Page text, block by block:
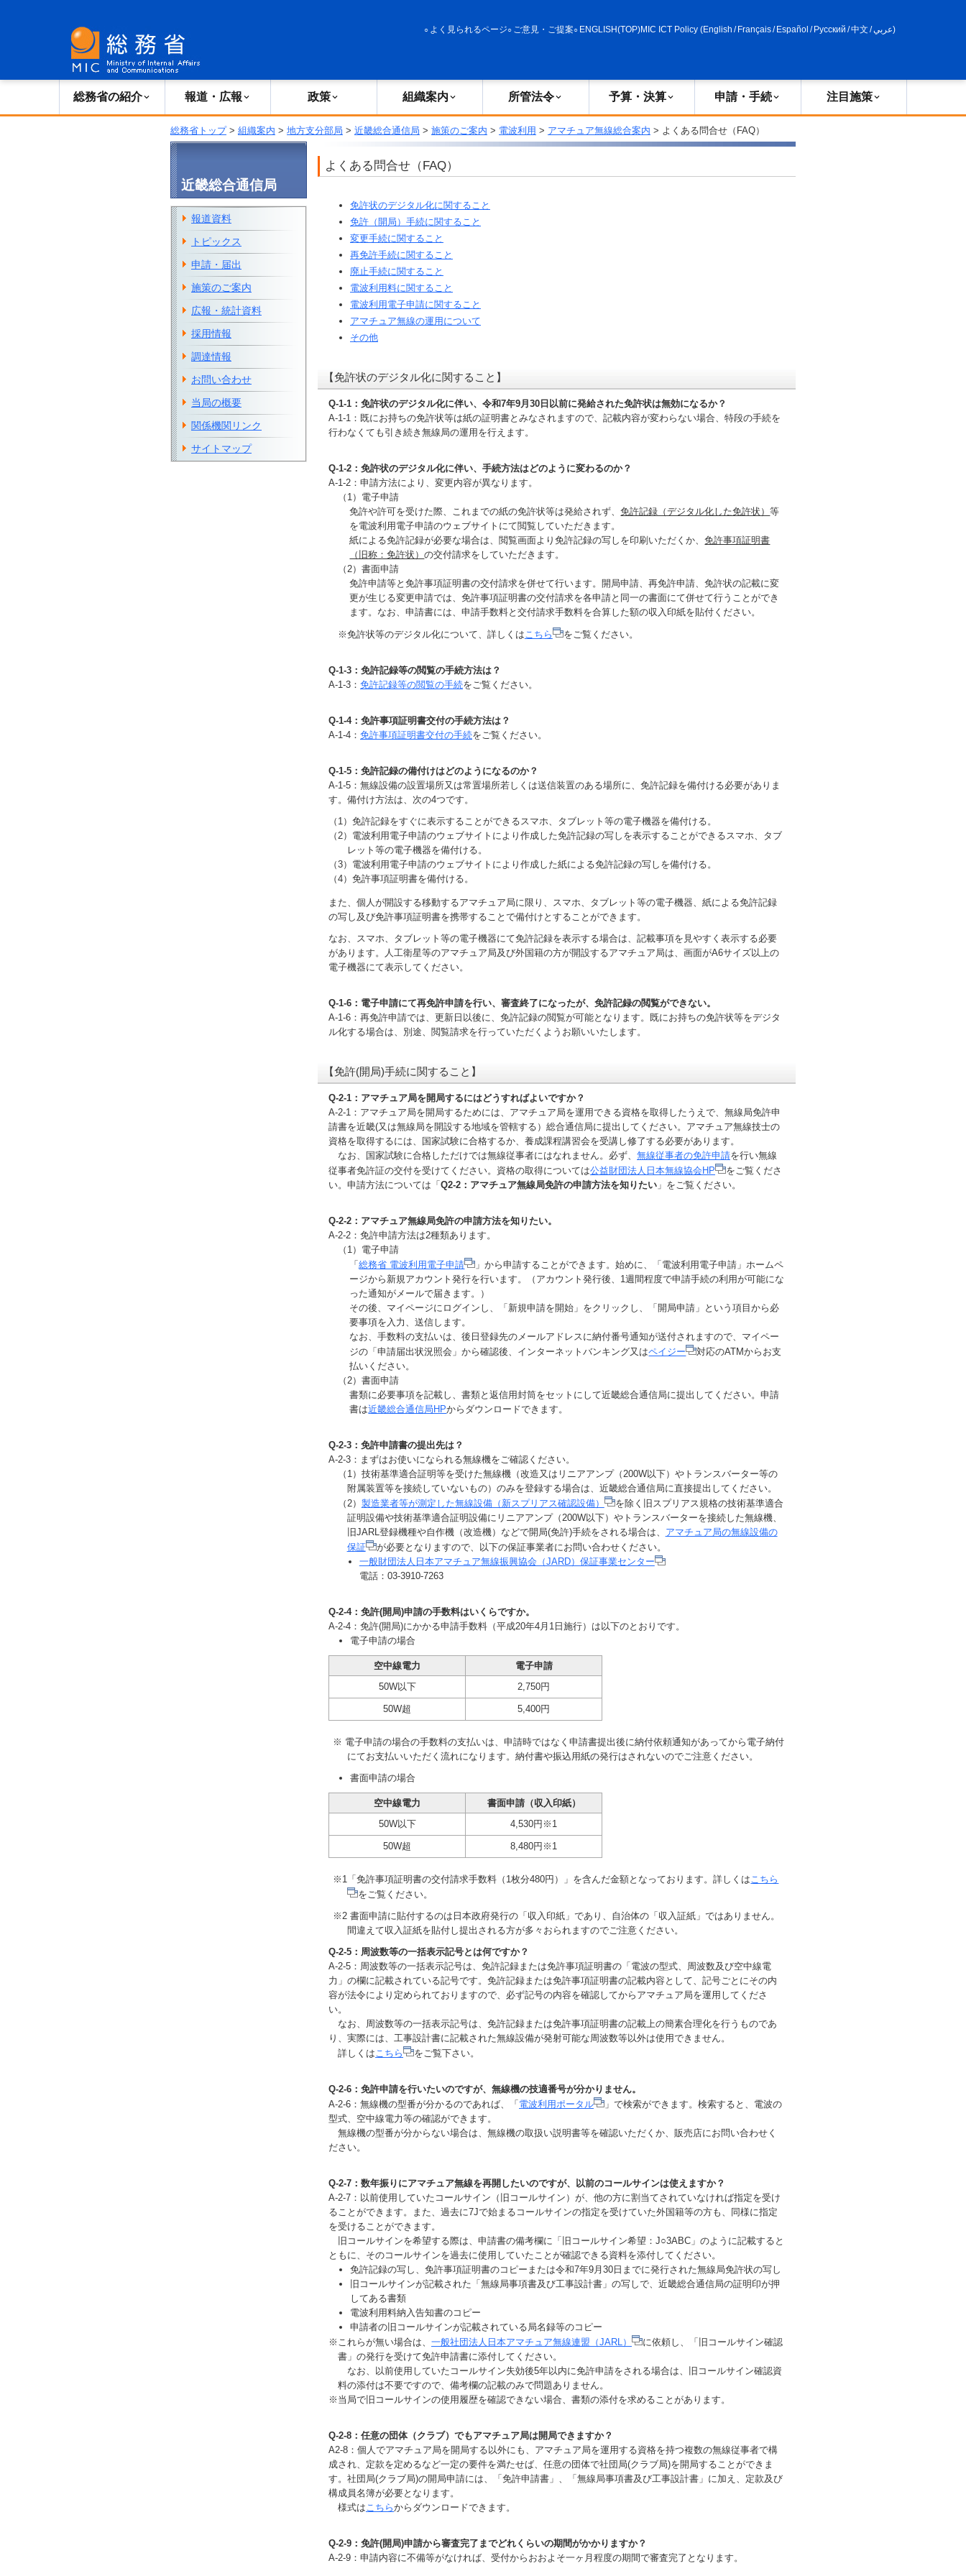
よく見られるページ ご意見・ご提案 ENGLISH(TOP)MIC ICT Policy (English / Français/ Español / Русский /中文 /عربي)
総務省の紹介 報道・広報 政策 組織案内 所管法令 予算・決算 申請・手続 注目施策
総務省トップ> 組織案内 > 地方支分部局 > 近畿総合通信局 > 施策のご案内 > 電波利用 > アマチュア無線総合案内 > よくある問合せ（FAQ）
よくある問合せ（FAQ）
免許状のデジタル化に関すること
免許（開局）手続に関すること
変更手続に関すること
再免許手続に関すること
廃止手続に関すること
電波利用料に関すること
電波利用電子申請に関すること
アマチュア無線の運用について
その他
【免許状のデジタル化に関すること】
Q-1-1：免許状のデジタル化に伴い、令和7年9月30日以前に発給された免許状は無効になるか？
A-1-1：既にお持ちの免許状等は紙の証明書とみなされますので、記載内容が変わらない場合、特段の手続を
行わなくても引き続き無線局の運用を行えます。
Q-1-2：免許状のデジタル化に伴い、手続方法はどのように変わるのか？
A-1-2：申請方法により、変更内容が異なります。
（1）電子申請
免許や許可を受けた際、これまでの紙の免許状等は発給されず、免許記録（デジタル化した免許状）等
を電波利用電子申請のウェブサイトにて閲覧していただきます。
紙による免許記録が必要な場合は、閲覧画面より免許記録の写しを印刷いただくか、免許事項証明書
（旧称：免許状）の交付請求をしていただきます。
（2）書面申請
免許申請等と免許事項証明書の交付請求を併せて行います。開局申請、再免許申請、免許状の記載に変
更が生じる変更申請では、免許事項証明書の交付請求を各申請と同一の書面にて併せて行うことができ
ます。なお、申請書には、申請手数料と交付請求手数料を合算した額の収入印紙を貼付ください。
※免許状等のデジタル化について、詳しくはこちら をご覧ください。
Q-1-3：免許記録等の閲覧の手続方法は？
A-1-3： 免許記録等の閲覧の手続をご覧ください。
Q-1-4：免許事項証明書交付の手続方法は？
A-1-4： 免許事項証明書交付の手続をご覧ください。
Q-1-5：免許記録の備付けはどのようになるのか？
A-1-5：無線設備の設置場所又は常置場所若しくは送信装置のある場所に、免許記録を備付ける必要がありま
す。備付け方法は、次の4つです。
（1）免許記録をすぐに表示することができるスマホ、タブレット等の電子機器を備付ける。
（2）電波利用電子申請のウェブサイトにより作成した免許記録の写しを表示することができるスマホ、タブ
レット等の電子機器を備付ける。
（3）電波利用電子申請のウェブサイトにより作成した紙による免許記録の写しを備付ける。
（4）免許事項証明書を備付ける。
また、個人が開設する移動するアマチュア局に限り、スマホ、タブレット等の電子機器、紙による免許記録
の写し及び免許事項証明書を携帯することで備付けとすることができます。
なお、スマホ、タブレット等の電子機器にて免許記録を表示する場合は、記載事項を見やすく表示する必要
があります。人工衛星等のアマチュア局及び外国籍の方が開設するアマチュア局は、画面がA6サイズ以上の
電子機器にて表示してください。
Q-1-6：電子申請にて再免許申請を行い、審査終了になったが、免許記録の閲覧ができない。
A-1-6：再免許申請では、更新日以後に、免許記録の閲覧が可能となります。既にお持ちの免許状等をデジタ
ル化する場合は、別途、閲覧請求を行っていただくようお願いいたします。
【免許(開局)手続に関すること】
Q-2-1：アマチュア局を開局するにはどうすればよいですか？
A-2-1：アマチュア局を開局するためには、アマチュア局を運用できる資格を取得したうえで、無線局免許申
請書を近畿(又は無線局を開設する地域を管轄する）総合通信局に提出してください。アマチュア無線技士の
資格を取得するには、国家試験に合格するか、養成課程講習会を受講し修了する必要があります。
なお、国家試験に合格しただけでは無線従事者にはなれません。必ず、 無線従事者の免許申請を行い無線
従事者免許証の交付を受けてください。資格の取得については公益財団法人日本無線協会HP
をご覧くださ
い。申請方法については「 Q2-2：アマチュア無線局免許の申請方法を知りたい 」をご覧ください。
Q-2-2：アマチュア無線局免許の申請方法を知りたい。
A-2-2：免許申請方法は2種類あります。
（1）電子申請
「総務省 電波利用電子申請
」から申請することができます。始めに、「電波利用電子申請」ホームペ
ージから新規アカウント発行を行います。（アカウント発行後、1週間程度で申請手続の利用が可能にな
った通知がメールで届きます。）
その後、マイページにログインし、「新規申請を開始」をクリックし、「開局申請」という項目から必
要事項を入力、送信します。
なお、手数料の支払いは、後日登録先のメールアドレスに納付番号通知が送付されますので、マイペー
ジの「申請届出状況照会」から確認後、インターネットバンキング又はペイジー
対応のATMからお支
払いください。
（2）書面申請
書類に必要事項を記載し、書類と返信用封筒をセットにして近畿総合通信局に提出してください。申請
書は近畿総合通信局HPからダウンロードできます。
Q-2-3：免許申請書の提出先は？
A-2-3：まずはお使いになられる無線機をご確認ください。
（1）技術基準適合証明等を受けた無線機（改造又はリニアアンプ（200W以下）やトランスバーター等の
附属装置等を接続していないもの）のみを登録する場合は、近畿総合通信局に直接提出してください。
（2） 製造業者等が測定した無線設備（新スプリアス確認設備）
を除く旧スプリアス規格の技術基準適合
証明設備や技術基準適合証明設備にリニアアンプ（200W以下）やトランスバーターを接続した無線機、
旧JARL登録機種や自作機（改造機）などで開局(免許)手続をされる場合は、 アマチュア局の無線設備の
保証
が必要となりますので、以下の保証事業者にお問い合わせください。
一般財団法人日本アマチュア無線振興協会（JARD）保証事業センター
電話：03-3910-7263
Q-2-4：免許(開局)申請の手数料はいくらですか。
A-2-4：免許(開局)にかかる申請手数料（平成20年4月1日施行）は以下のとおりです。
電子申請の場合
空中線電力
電子申請
50W以下
2,750円
50W超 5,400円
※ 電子申請の場合の手数料の支払いは、申請時ではなく申請書提出後に納付依頼通知があってから電子納付
にてお支払いいただく流れになります。納付書や振込用紙の発行はされないのでご注意ください。
書面申請の場合
空中線電力
書面申請（収入印紙）
50W以下
4,530円※1
50W超 8,480円※1
※1「免許事項証明書の交付請求手数料（1枚分480円）」を含んだ金額となっております。詳しくは こちら
をご覧ください。
※2 書面申請に貼付するのは日本政府発行の「収入印紙」であり、自治体の「収入証紙」ではありません。
間違えて収入証紙を貼付し提出される方が多々おられますのでご注意ください。
Q-2-5：周波数等の一括表示記号とは何ですか？
A-2-5：周波数等の一括表示記号は、免許記録または免許事項証明書の「電波の型式、周波数及び空中線電
力」の欄に記載されている記号です。免許記録または免許事項証明書の記載内容として、記号ごとにその内
容が法令により定められておりますので、必ず記号の内容を確認してからアマチュア局を運用してくださ
い。
なお、周波数等の一括表示記号は、免許記録または免許事項証明書の記載上の簡素合理化を行うものであ
り、実際には、工事設計書に記載された無線設備が発射可能な周波数等以外は使用できません。
詳しくは こちら をご覧下さい。
Q-2-6：免許申請を行いたいのですが、無線機の技適番号が分かりません。
A-2-6：無線機の型番が分かるのであれば、「 電波利用ポータル
」で検索ができます。検索すると、電波の
型式、空中線電力等の確認ができます。
無線機の型番が分からない場合は、無線機の取扱い説明書等を確認いただくか、販売店にお問い合わせく
ださい。
Q-2-7：数年振りにアマチュア無線を再開したいのですが、以前のコールサインは使えますか？
A-2-7：以前使用していたコールサイン（旧コールサイン）が、他の方に割当てされていなければ指定を受け
ることができます。また、過去に7Jで始まるコールサインの指定を受けていた外国籍等の方も、同様に指定
を受けることができます。
旧コールサインを希望する際は、申請書の備考欄に「旧コールサイン希望：J○3ABC」のように記載すると
ともに、そのコールサインを過去に使用していたことが確認できる資料を添付してください。
免許記録の写し、免許事項証明書のコピーまたは令和7年9月30日までに発行された無線局免許状の写し
旧コールサインが記載された「無線局事項書及び工事設計書」の写しで、近畿総合通信局の証明印が押
してある書類
電波利用料納入告知書のコピー
申請者の旧コールサインが記載されている局名録等のコピー
※これらが無い場合は、 一般社団法人日本アマチュア無線連盟（JARL）
に依頼し、「旧コールサイン確認
書」の発行を受けて免許申請書に添付してください。
なお、以前使用していたコールサイン失効後5年以内に免許申請をされる場合は、旧コールサイン確認資
料の添付は不要ですので、備考欄の記載のみで問題ありません。
※当局で旧コールサインの使用履歴を確認できない場合、書類の添付を求めることがあります。
Q-2-8：任意の団体（クラブ）でもアマチュア局は開局できますか？
A2-8：個人でアマチュア局を開局する以外にも、アマチュア局を運用する資格を持つ複数の無線従事者で構
成され、定款を定めるなど一定の要件を満たせば、任意の団体で社団局(クラブ局)を開局することができま
す。社団局(クラブ局)の開局申請には、「免許申請書」、「無線局事項書及び工事設計書」に加え、定款及び
構成員名簿が必要となります。
様式は こちらからダウンロードできます。
Q-2-9：免許(開局)申請から審査完了までどれくらいの期間がかかりますか？
A-2-9：申請内容に不備等がなければ、受付からおおよそ一ヶ月程度の期間で審査完了となります。
近畿総合通信局
報道資料
トピックス
申請・届出
施策のご案内
広報・統計資料
採用情報
調達情報
お問い合わせ
当局の概要
関係機関リンク
サイトマップ